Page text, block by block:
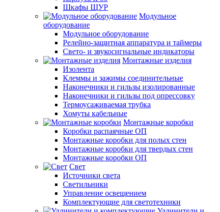
Шкафы ЩУР
Модульное
оборудование
Модульное оборудование
Релейно-защитная аппаратура и таймеры
Свето- и звукосигнальные индикаторы
Монтажные изделия
Изолента
Клеммы и зажимы соединительные
Наконечники и гильзы изолированные
Наконечники и гильзы под опрессовку
Термоусаживаемая трубка
Хомуты кабельные
Монтажные коробки
Коробки распаячные ОП
Монтажные коробки для полых стен
Монтажные коробки для твердых стен
Монтажные коробки ОП
Свет
Источники света
Светильники
Управление освещением
Комплектующие для светотехники